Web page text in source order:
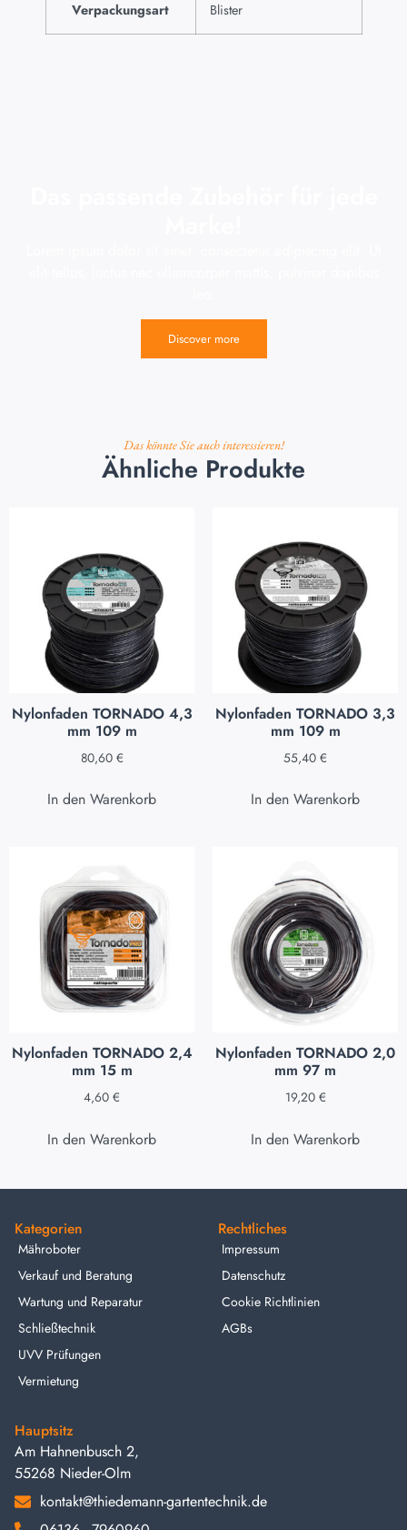
Verpackungsart Blister
Discover more
Das könnte Sie auch interessieren!
Ähnliche Produkte
Nylonfaden TORNADO 4,3
mm 109 m
80,60 €
In den Warenkorb
Nylonfaden TORNADO 3,3
mm 109 m
55,40 €
In den Warenkorb
Nylonfaden TORNADO 2,4
mm 15 m
4,60 €
In den Warenkorb
Nylonfaden TORNADO 2,0
mm 97 m
19,20 €
In den Warenkorb
Kategorien
Mähroboter
Verkauf und Beratung
Wartung und Reparatur
Schließtechnik
UVV Prüfungen
Vermietung
Rechtliches
Impressum
Datenschutz
Cookie Richtlinien
AGBs
Hauptsitz
Am Hahnenbusch 2,
55268 Nieder-Olm
kontakt@thiedemann-gartentechnik.de